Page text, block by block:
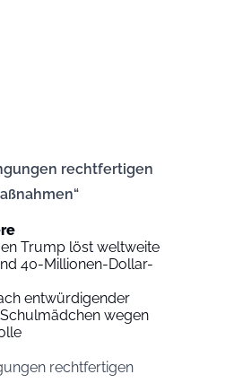
rechtfertigen
Trump löst weltweite
40-Millionen-Dollar-
entwürdigender
wegen
rechtfertigen